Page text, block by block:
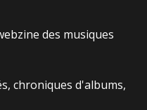
des musiques
chroniques d'albums,